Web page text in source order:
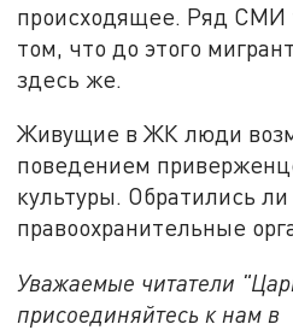
происходящее. Ряд СМИ
том, что до этого
здесь же.
Живущие в ЖК люди
поведением
культуры. Обратились
правоохранительные
Уважаемые читатели
присоединяйтесь к нам в